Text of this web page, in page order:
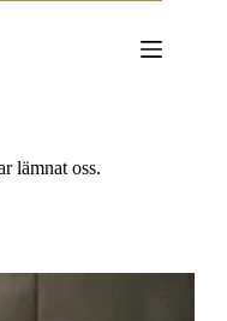
lämnat oss.